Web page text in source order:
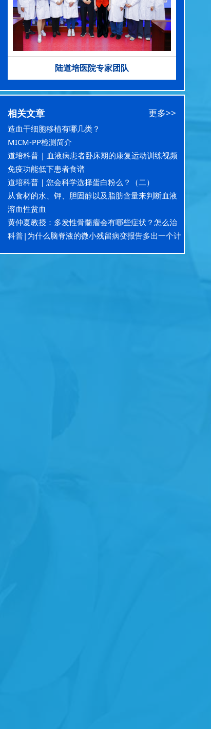
陆道培医院专家团队
相关文章 更多>>
造血干细胞移植有哪几类？
MICM-PP检测简介
道培科普 | 血液病患者卧床期的康复运动训练视频
免疫功能低下患者食谱
道培科普｜您会科学选择蛋白粉么？（二）
从食材的水、钾、胆固醇以及脂肪含量来判断血液
病患者“吃啥”
溶血性贫血
黄仲夏教授：多发性骨髓瘤会有哪些症状？怎么治
疗？可以治愈吗？
科普|为什么脑脊液的微小残留病变报告多出一个计